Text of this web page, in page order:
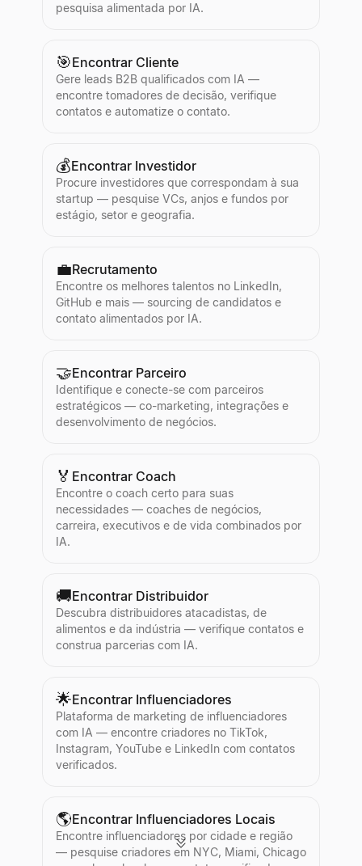
pesquisa alimentada por IA.
🎯Encontrar Cliente
Gere leads B2B qualificados com IA —
encontre tomadores de decisão, verifique
contatos e automatize o contato.
💰Encontrar Investidor
Procure investidores que correspondam à sua
startup — pesquise VCs, anjos e fundos por
estágio, setor e geografia.
💼Recrutamento
Encontre os melhores talentos no LinkedIn,
GitHub e mais — sourcing de candidatos e
contato alimentados por IA.
🤝Encontrar Parceiro
Identifique e conecte-se com parceiros
estratégicos — co-marketing, integrações e
desenvolvimento de negócios.
🏅 Encontrar Coach
Encontre o coach certo para suas
necessidades — coaches de negócios,
carreira, executivos e de vida combinados por
IA.
🚚Encontrar Distribuidor
Descubra distribuidores atacadistas, de
alimentos e da indústria — verifique contatos e
construa parcerias com IA.
🌟Encontrar Influenciadores
Plataforma de marketing de influenciadores
com IA — encontre criadores no TikTok,
Instagram, YouTube e LinkedIn com contatos
verificados.
🌎Encontrar Influenciadores Locais
Encontre influenciadores por cidade e região
— pesquise criadores em NYC, Miami, Chicago